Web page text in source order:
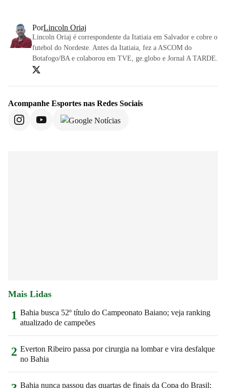
PorLincoln Oriaj
Lincoln Oriaj é correspondente da Itatiaia em Salvador e cobre o
futebol do Nordeste. Antes da Itatiaia, fez a ASCOM do
Botafogo/BA e colaborou em TVE, ge.globo e Jornal A TARDE.
Acompanhe Esportes nas Redes Sociais
Mais Lidas
1 Bahia busca 52º título do Campeonato Baiano; veja ranking
atualizado de campeões
2 Everton Ribeiro passa por cirurgia na lombar e vira desfalque
no Bahia
Bahia nunca passou das quartas de finais da Copa do Brasil;